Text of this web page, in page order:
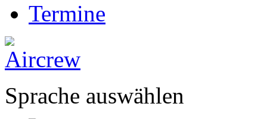
Termine
Sprache auswählen